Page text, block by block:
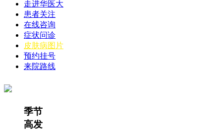
走进华医大
患者关注
在线咨询
症状问诊
皮肤病图片
预约挂号
来院路线
季节
高发